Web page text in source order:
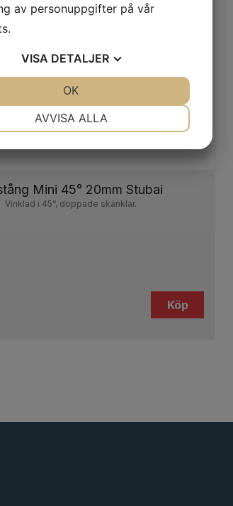
Mini 45° 20mm Stubai
Vinklad i 45°, doppade skänklar.
Köp
av personuppgifter på vår
VISA DETALJER
AVVISA ALLA
OK